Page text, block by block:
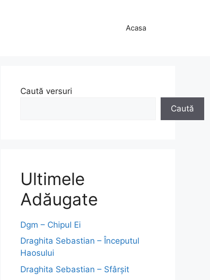
Acasa
Caută versuri
Caută
Ultimele
Adăugate
Dgm – Chipul Ei
Draghita Sebastian – Începutul
Haosului
Draghita Sebastian – Sfârșit